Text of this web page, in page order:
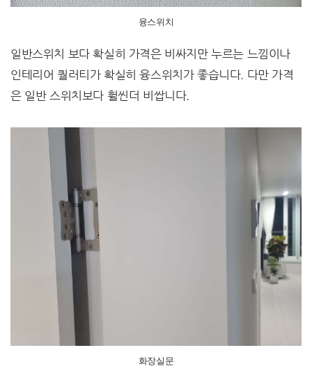
융스위치
일반스위치 보다 확실히 가격은 비싸지만 누르는 느낌이나
인테리어 퀄러티가 확실히 융스위치가 좋습니다. 다만 가격
은 일반 스위치보다 훨씬더 비쌉니다.
화장실문